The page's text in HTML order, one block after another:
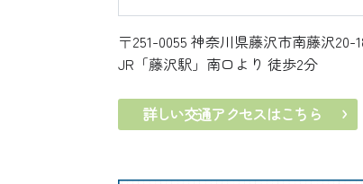
〒251-0055 神奈川県藤沢市南藤沢20-
JR「藤沢駅」南口より 徒歩2分
詳しい交通アクセスはこちら